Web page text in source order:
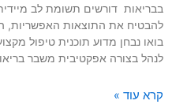
בבריאות דורשים תשומת לב
להבטיח את התוצאות האפשריות,
בואו נבחן מדוע תוכנית טיפול
לנהל בצורה אפקטיבית משבר
קרא עוד »